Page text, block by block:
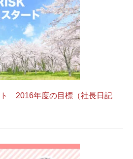
2016年度の目標（社長日記